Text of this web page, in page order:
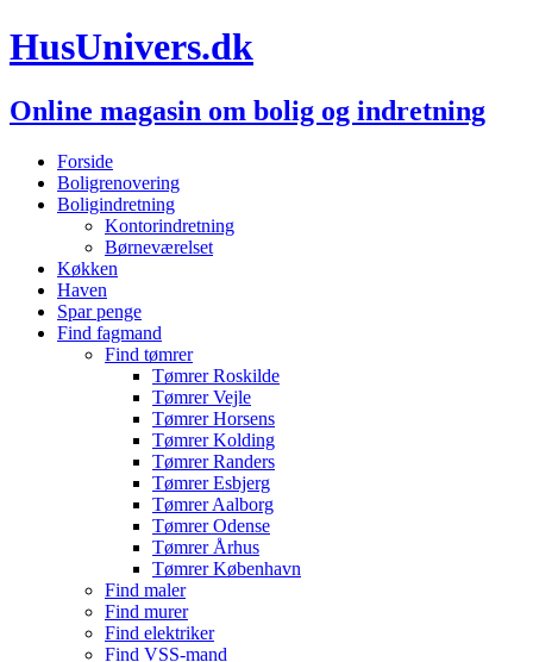
HusUnivers.dk
Online magasin om bolig og indretning
Forside
Boligrenovering
Boligindretning
Kontorindretning
Børneværelset
Køkken
Haven
Spar penge
Find fagmand
Find tømrer
Tømrer Roskilde
Tømrer Vejle
Tømrer Horsens
Tømrer Kolding
Tømrer Randers
Tømrer Esbjerg
Tømrer Aalborg
Tømrer Odense
Tømrer Århus
Tømrer København
Find maler
Find murer
Find elektriker
Find VSS-mand